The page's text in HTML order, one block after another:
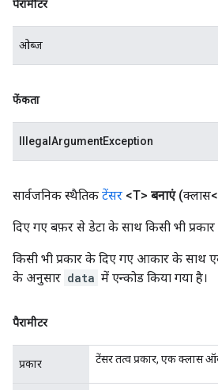
पैरामीटर
ओब्ज
फेंकता
IllegalArgumentException
सार्वजनिक स्थैतिक टेंसर <T> बनाएं
दिए गए बफ़र से डेटा के साथ किसी भी प्रकार
किसी भी प्रकार के दिए गए आकार के साथ
के अनुसार data में एन्कोड किया गया है।
पैरामीटर
प्रकार टेंसर तत्व प्रकार, एक क्लास